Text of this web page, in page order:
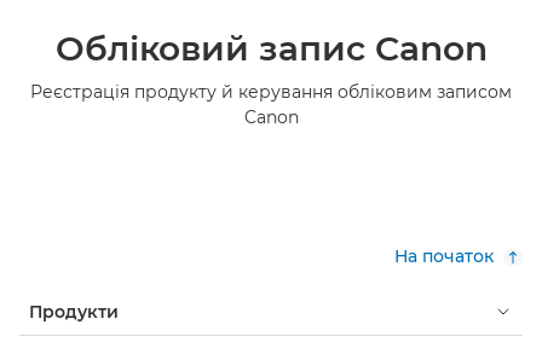
Обліковий запис Canon
Реєстрація продукту й керування обліковим записом
Canon
На початок
Продукти